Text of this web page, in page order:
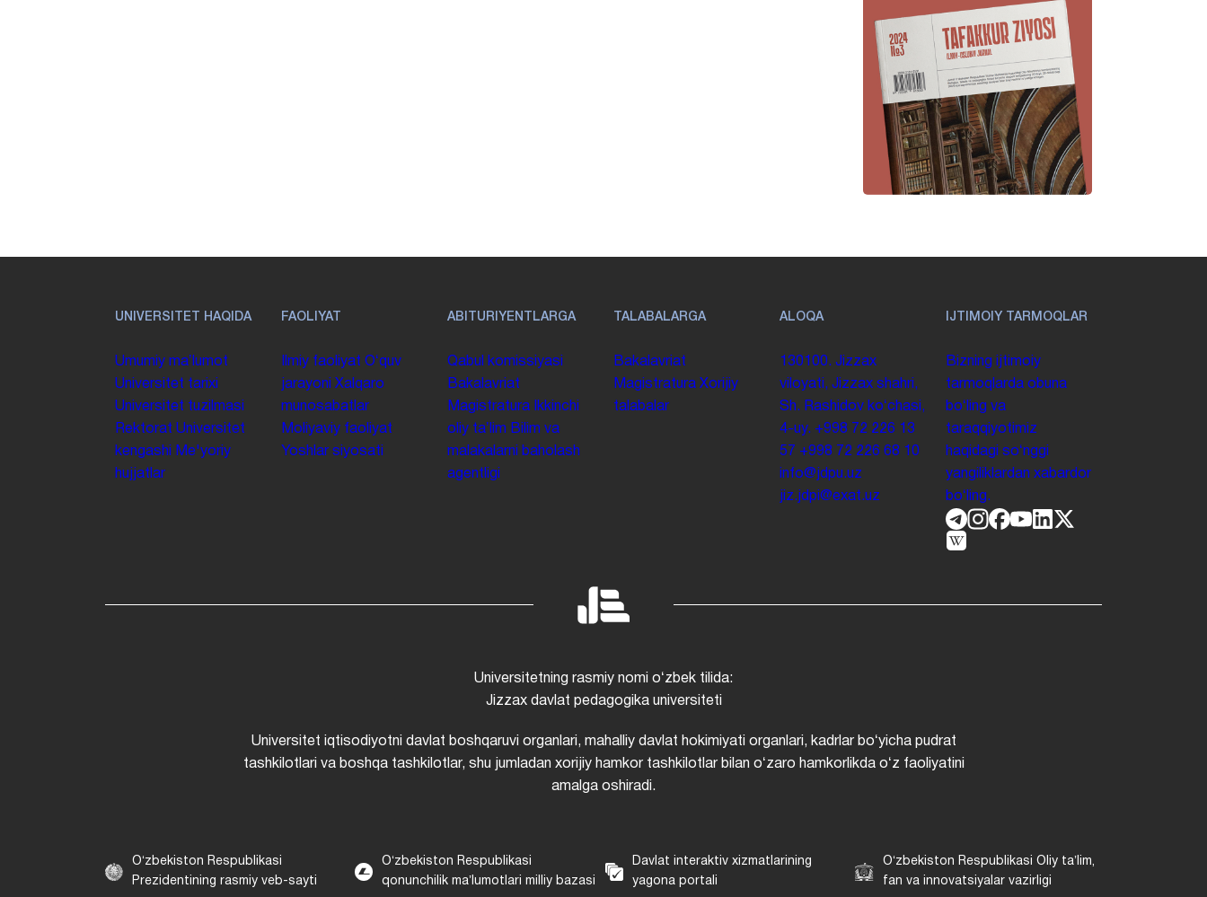
UNIVERSITET HAQIDA
Umumiy maʼlumot
Universitet tarixi
Universitet tuzilmasi
Rektorat Universitet
kengashi
Me'yoriy
hujjatlar
FAOLIYAT
Ilmiy faoliyat Oʻquv
jarayoni Xalqaro
munosabatlar
Moliyaviy faoliyat
Yoshlar siyosati
ABITURIYENTLARGA
Qabul komissiyasi
Bakalavriat
Magistratura
Ikkinchi
oliy taʼlim Bilim va
malakalarni baholash
agentligi
TALABALARGA
Bakalavriat
Magistratura Xorijiy
talabalar
ALOQA
130100. Jizzax
viloyati, Jizzax shahri,
Sh. Rashidov koʻchasi,
4-uy. +998 72 226 13
57 +998 72 226 68 10
info@jdpu.uz
jiz.jdpi@exat.uz
IJTIMOIY TARMOQLAR
Bizning ijtimoiy
tarmoqlarda obuna
boʻling va
taraqqiyotimiz
haqidagi soʻnggi
yangiliklardan xabardor
boʻling.
Universitetning rasmiy nomi oʻzbek tilida:
Jizzax davlat pedagogika universiteti
Universitet iqtisodiyotni davlat boshqaruvi organlari, mahalliy davlat hokimiyati organlari, kadrlar boʻyicha pudrat
tashkilotlari va boshqa tashkilotlar, shu jumladan xorijiy hamkor tashkilotlar bilan oʻzaro hamkorlikda oʻz faoliyatini
amalga oshiradi.
Oʻzbekiston Respublikasi
Prezidentining rasmiy veb-sayti
Oʻzbekiston Respublikasi
qonunchilik maʼlumotlari milliy bazasi
Davlat interaktiv xizmatlarining
yagona portali
Oʻzbekiston Respublikasi Oliy taʼlim,
fan va innovatsiyalar vazirligi